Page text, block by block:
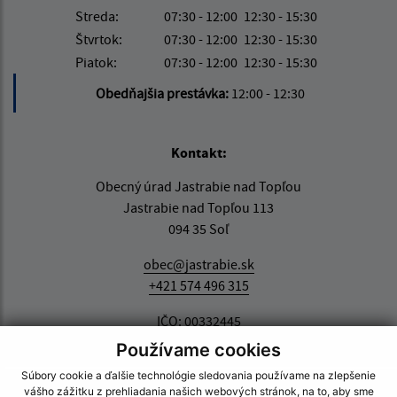
Používame cookies
Súbory cookie a ďalšie technológie sledovania používame na zlepšenie
vášho zážitku z prehliadania našich webových stránok, na to, aby sme
Streda:
07:30 - 12:00 12:30 - 15:30
Štvrtok:
07:30 - 12:00 12:30 - 15:30
Piatok:
07:30 - 12:00 12:30 - 15:30
Obedňajšia prestávka: 12:00 - 12:30
Kontakt:
Obecný úrad Jastrabie nad Topľou
Jastrabie nad Topľou 113
094 35 Soľ
obec@jastrabie.sk
+421 574 496 315
IČO: 00332445